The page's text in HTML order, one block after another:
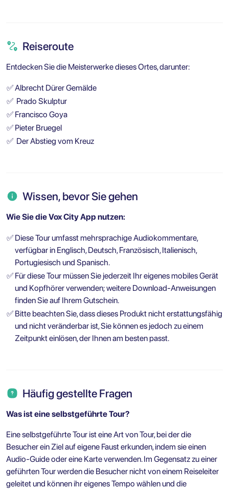
Reiseroute
Entdecken Sie die Meisterwerke dieses Ortes, darunter:
✅Albrecht Dürer Gemälde
✅ Prado Skulptur
✅ Francisco Goya
✅ Pieter Bruegel
✅ Der Abstieg vom Kreuz
Wissen, bevor Sie gehen
Wie Sie die Vox City App nutzen:
✅ Diese Tour umfasst mehrsprachige Audiokommentare,
verfügbar in Englisch, Deutsch, Französisch, Italienisch,
Portugiesisch und Spanisch.
✅ Für diese Tour müssen Sie jederzeit Ihr eigenes mobiles Gerät
und Kopfhörer verwenden; weitere Download-Anweisungen
finden Sie auf Ihrem Gutschein.
✅ Bitte beachten Sie, dass dieses Produkt nicht erstattungsfähig
und nicht veränderbar ist, Sie können es jedoch zu einem
Zeitpunkt einlösen, der Ihnen am besten passt.
Häufig gestellte Fragen
Was ist eine selbstgeführte Tour?
Eine selbstgeführte Tour ist eine Art von Tour, bei der die
Besucher ein Ziel auf eigene Faust erkunden, indem sie einen
Audio-Guide oder eine Karte verwenden. Im Gegensatz zu einer
geführten Tour werden die Besucher nicht von einem Reiseleiter
geleitet und können ihr eigenes Tempo wählen und die